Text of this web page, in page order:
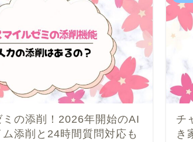
ミの添削！2026年開始のAI
ム添削と24時間質問対応も
チ
き